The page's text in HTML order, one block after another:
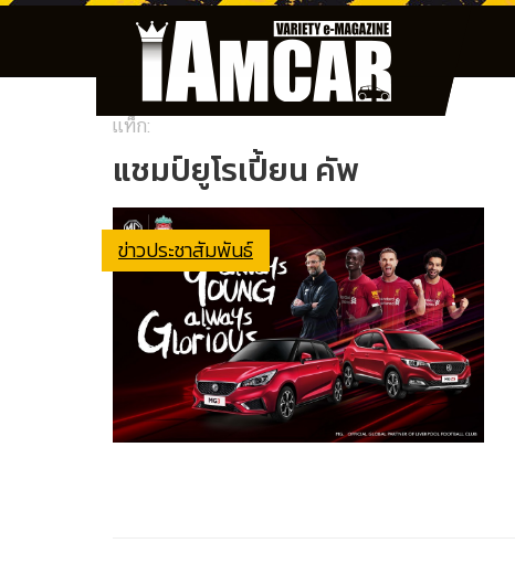
แท็ก:
แชมป์ยูโรเปี้ยน คัพ
ข่าวประชาสัมพันธ์